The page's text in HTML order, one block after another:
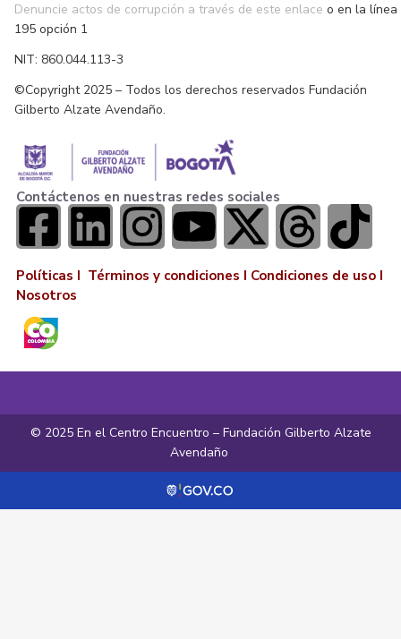
Denuncie actos de corrupción a través de este enlace o en la línea
195 opción 1
NIT: 860.044.113-3
©Copyright 2025 – Todos los derechos reservados Fundación
Gilberto Alzate Avendaño.
Contáctenos en nuestras redes sociales
Políticas I Términos y condiciones I Condiciones de uso I
Nosotros
© 2025 En el Centro Encuentro – Fundación Gilberto Alzate
Avendaño